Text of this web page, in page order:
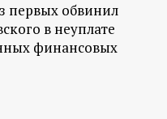
первых обвинил
в неуплате
финансовых